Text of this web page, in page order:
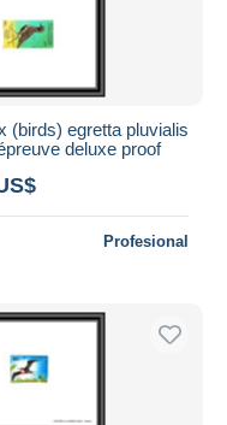
(birds) egretta pluvialis
deluxe proof
Profesional